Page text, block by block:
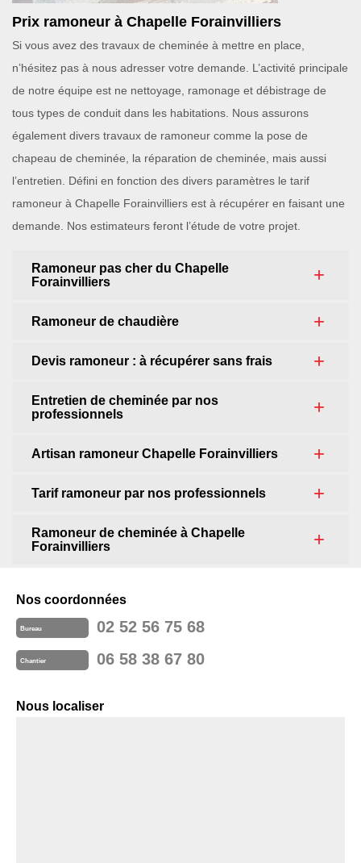
Prix ramoneur à Chapelle Forainvilliers
Si vous avez des travaux de cheminée à mettre en place,
n’hésitez pas à nous adresser votre demande. L’activité principale
de notre équipe est ne nettoyage, ramonage et débistrage de
tous types de conduit dans les habitations. Nous assurons
également divers travaux de ramoneur comme la pose de
chapeau de cheminée, la réparation de cheminée, mais aussi
l’entretien. Défini en fonction des divers paramètres le tarif
ramoneur à Chapelle Forainvilliers est à récupérer en faisant une
demande. Nos estimateurs feront l’étude de votre projet.
Ramoneur pas cher du Chapelle
Forainvilliers
Ramoneur de chaudière
Devis ramoneur : à récupérer sans frais
Entretien de cheminée par nos
professionnels
Artisan ramoneur Chapelle Forainvilliers
Tarif ramoneur par nos professionnels
Ramoneur de cheminée à Chapelle
Forainvilliers
Nos coordonnées
Bureau 02 52 56 75 68
Chantier 06 58 38 67 80
Nous localiser